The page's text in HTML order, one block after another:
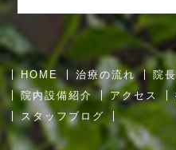
HOME 治療の流れ
院
院内設備紹介
アクセス
スタッフブログ